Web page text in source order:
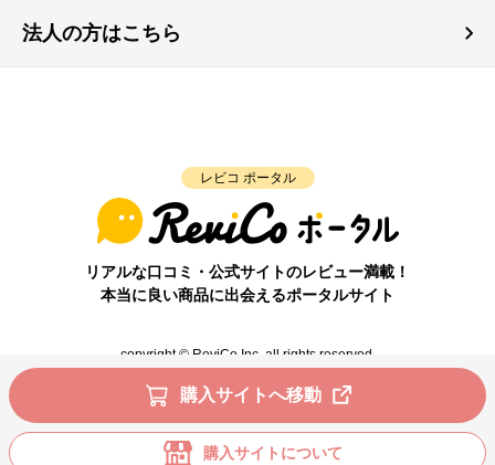
購入サイトへ移動
購入サイトについて
法人の方はこちら
レビコ ポータル
リアルな口コミ・公式サイトのレビュー満載！
本当に良い商品に出会えるポータルサイト
copyright © ReviCo Inc. all rights reserved.